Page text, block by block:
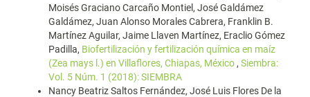
Moisés Graciano Carcaño Montiel, José Galdámez
Galdámez, Juan Alonso Morales Cabrera, Franklin B.
Martínez Aguilar, Jaime Llaven Martínez, Eraclio Gómez
Padilla, Biofertilización y fertilización química en maíz
(Zea mays l.) en Villaflores, Chiapas, México , Siembra:
Vol. 5 Núm. 1 (2018): SIEMBRA
Nancy Beatriz Saltos Fernández, José Luis Flores De la